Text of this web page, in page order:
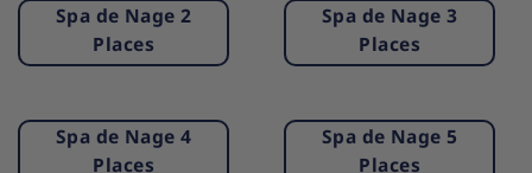
Spa de Nage 2
Places
Spa de Nage 3
Places
Spa de Nage 4
Places
Spa de Nage 5
Places